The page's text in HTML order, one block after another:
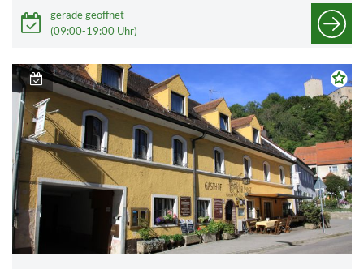
gerade geöffnet
(09:00-19:00 Uhr)